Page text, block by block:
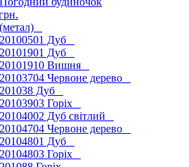
Дуб
Дуб
20101910 Вишня
Червоне дерево
Дуб
Горіх
Дуб світлий
Червоне дерево
Дуб
Горіх